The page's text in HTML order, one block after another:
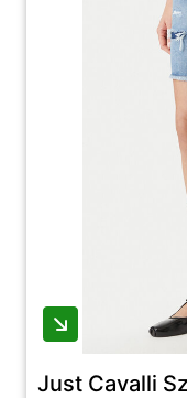
Just Cavalli